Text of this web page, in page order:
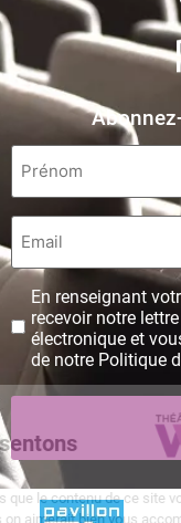
Prénom
Email
Protection
des
données
personnelles
*
En renseignant
recevoir notre
électronique et
de notre Politique